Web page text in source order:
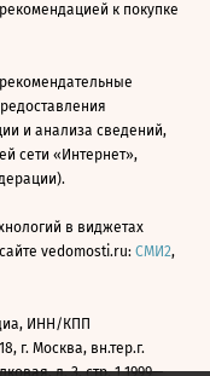
к покупке
и анализа сведений,
сети «Интернет»,
в виджетах
vedomosti.ru: СМИ2,
ИНН/КПП
г. Москва, вн.тер.г.
д. 3, стр. 1 1999—